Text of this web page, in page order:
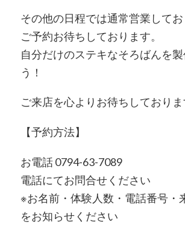
その他の日程では通常営業してお
ご予約お待ちしております。
自分だけのステキなそろばんを製
う！
ご来店を心よりお待ちしておりま
【予約方法】
お電話 0794-63-7089
電話にてお問合せください
※お名前・体験人数・電話番号・
をお知らせください